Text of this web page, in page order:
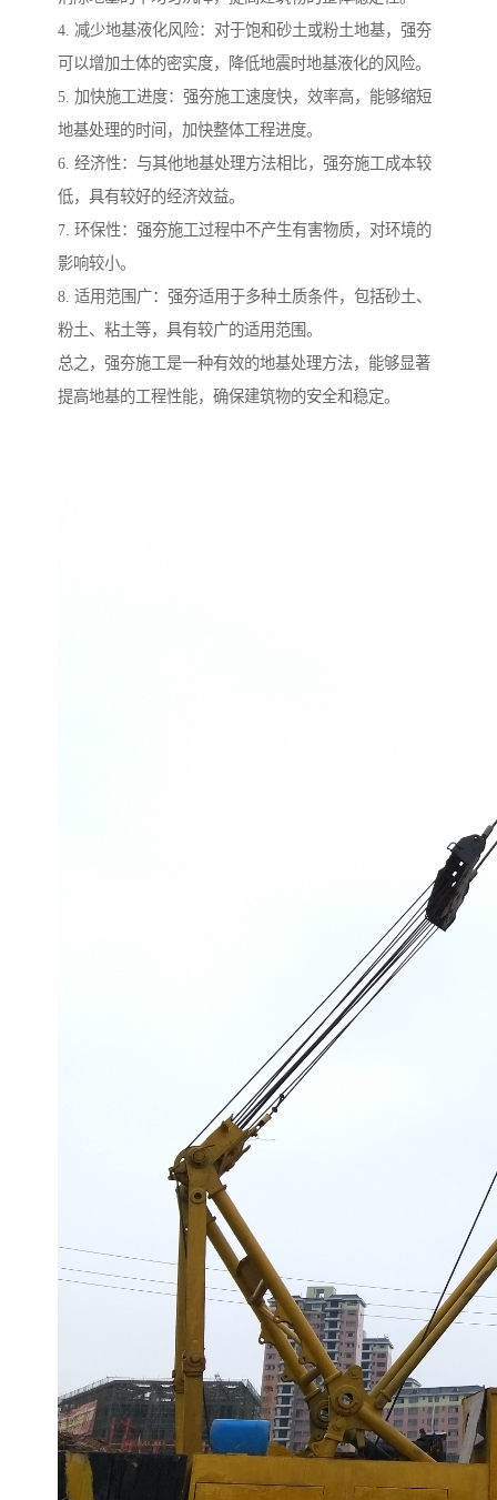
4. 减少地基液化风险：对于饱和砂土或粉土地基，强夯
可以增加土体的密实度，降低地震时地基液化的风险。
5. 加快施工进度：强夯施工速度快，效率高，能够缩短
地基处理的时间，加快整体工程进度。
6. 经济性：与其他地基处理方法相比，强夯施工成本较
低，具有较好的经济效益。
7. 环保性：强夯施工过程中不产生有害物质，对环境的
影响较小。
8. 适用范围广：强夯适用于多种土质条件，包括砂土、
粉土、粘土等，具有较广的适用范围。
总之，强夯施工是一种有效的地基处理方法，能够显著
提高地基的工程性能，确保建筑物的安全和稳定。